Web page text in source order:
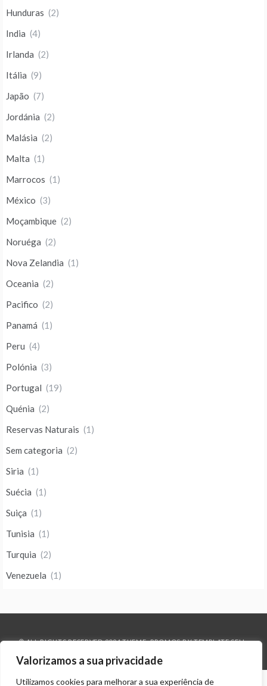
Valorizamos a sua privacidade
Utilizamos cookies para melhorar a sua experiência de
Hunduras (2)
India (4)
Irlanda (2)
Itália (9)
Japão (7)
Jordánia (2)
Malásia (2)
Malta (1)
Marrocos (1)
México (3)
Moçambique (2)
Noruéga (2)
Nova Zelandia (1)
Oceania (2)
Pacifico (2)
Panamá (1)
Peru (4)
Polónia (3)
Portugal (19)
Quénia (2)
Reservas Naturais (1)
Sem categoria (2)
Siria (1)
Suécia (1)
Suiça (1)
Tunisia (1)
Turquia (2)
Venezuela (1)
© ALL RIGHTS RESERVED 2024 THEME: PROMOS BYTEMPLATE SELL.